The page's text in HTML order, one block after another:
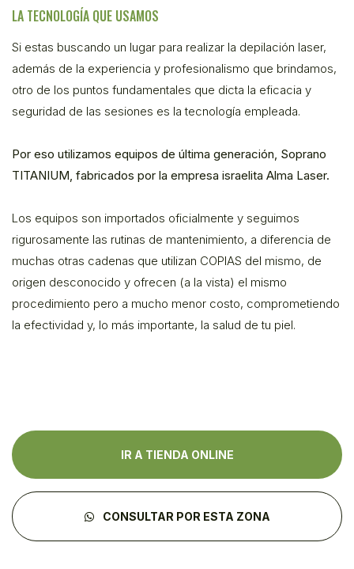
LA TECNOLOGÍA QUE USAMOS
Si estas buscando un lugar para realizar la depilación laser,
además de la experiencia y profesionalismo que brindamos,
otro de los puntos fundamentales que dicta la eficacia y
seguridad de las sesiones es la tecnología empleada.
Por eso utilizamos equipos de última generación, Soprano
TITANIUM, fabricados por la empresa israelita Alma Laser.
Los equipos son importados oficialmente y seguimos
rigurosamente las rutinas de mantenimiento, a diferencia de
muchas otras cadenas que utilizan COPIAS del mismo, de
origen desconocido y ofrecen (a la vista) el mismo
procedimiento pero a mucho menor costo, comprometiendo
la efectividad y, lo más importante, la salud de tu piel.
IR A TIENDA ONLINE
CONSULTAR POR ESTA ZONA